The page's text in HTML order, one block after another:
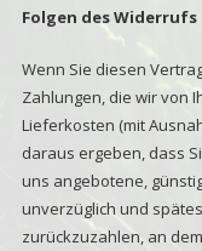
Folgen des Widerrufs
Wenn Sie diesen
Zahlungen, die wir von
Lieferkosten (mit
daraus ergeben, dass
uns angebotene,
unverzüglich und
zurückzuzahlen, an